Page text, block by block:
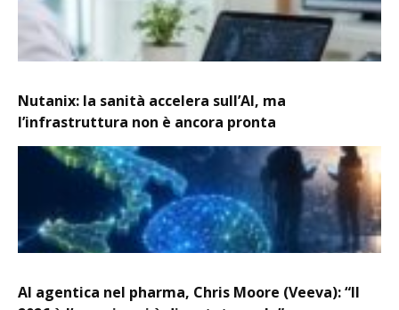
Nutanix: la sanità accelera sull’AI, ma
l’infrastruttura non è ancora pronta
AI agentica nel pharma, Chris Moore (Veeva): “Il